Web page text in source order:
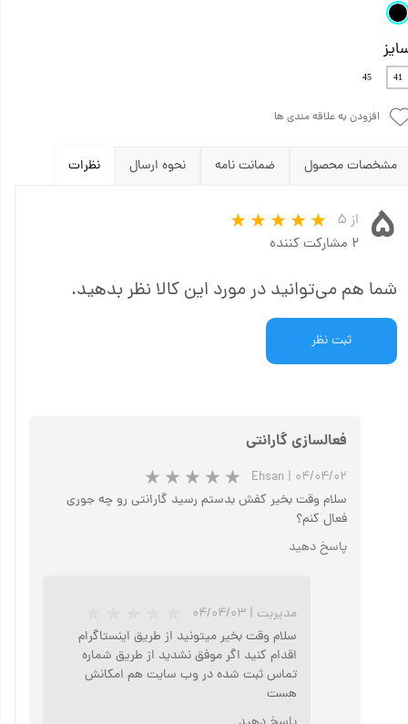
41
45
افزودن به علاقه مندی ها
مشخصات محصول ضمانت نامه نحوه ارسال نظرات
۵
از ۵
۲ مشارکت کننده
شما هم می‌توانید در مورد این کالا نظر بدهید.
ثبت نظر
فعالسازی گارانتی
Ehsan | ۰۴/۰۴/۰۲
سلام وقت بخیر کفش بدستم رسید گارانتی رو چه جوری
فعال کنم؟
پاسخ دهید
مدیریت | ۰۴/۰۴/۰۳
سلام وقت بخیر میتونید از طریق اینستاگرام
اقدام کنید اگر موفق نشدید از طریق شماره
تماس ثبت شده در وب سایت هم امکانش
هست